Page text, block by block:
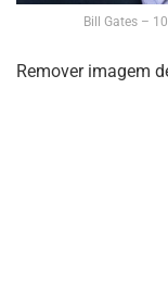
Bill Gates –
Remover imagem